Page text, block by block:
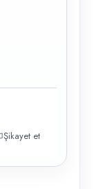
Şikayet et